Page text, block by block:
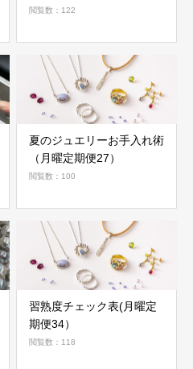
閲覧数：122
夏のジュエリーお手入れ術
（月曜定期便27）
閲覧数：100
習熟度チェック表(月曜定
期便34）
閲覧数：118